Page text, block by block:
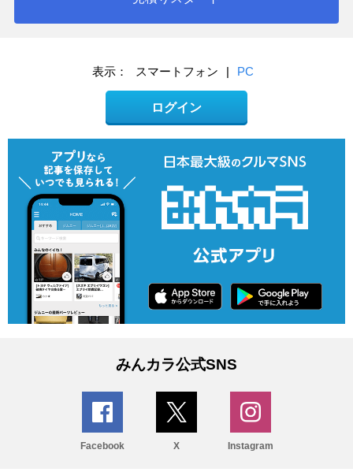
表示： スマートフォン | PC
ログイン
みんカラ公式SNS
Facebook X Instagram